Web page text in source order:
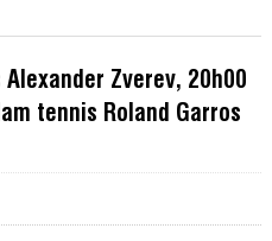
Zverev, 20h00
tennis Roland Garros